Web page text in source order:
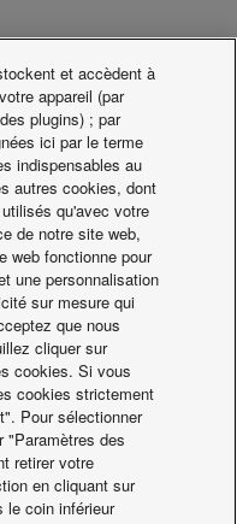
de cette solution
ECOi MF2 de
de confort dans
échelle. L'utilisation de
plutôt qu'un
l'avantage de
ou du
unité en fonction de
efficacité de niveau
compactes et leur
fournit un maximum
maximale avec un
marché et un niveau
qu'il vient de recevoir le
contribution d'un
et accèdent à
appareil (par
plugins) ; par
ici par le terme
indispensables au
autres cookies, dont
qu'avec votre
de notre site web,
web fonctionne pour
une personnalisation
sur mesure qui
que nous
cliquer sur
cookies. Si vous
cookies strictement
Pour sélectionner
"Paramètres des
retirer votre
en cliquant sur
le coin inférieur